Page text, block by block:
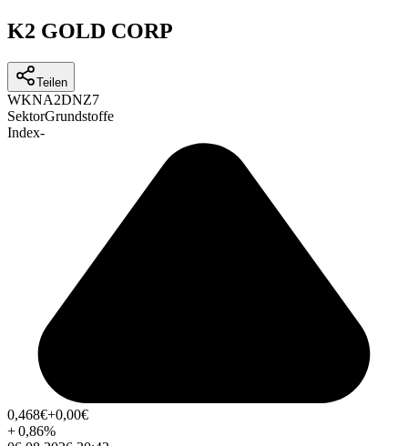
K2 GOLD CORP
Teilen
WKNA2DNZ7
SektorGrundstoffe
Index-
0,468€+0,00€
+0,86%